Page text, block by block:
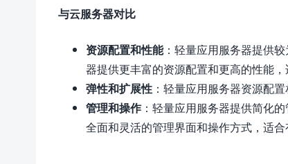
与云服务器对比
资源配置和性能：轻量应用服务器提供
器提供更丰富的资源配置和更高的性能，
弹性和扩展性 ：轻量应用服务器资源配
管理和操作：轻量应用服务器提供简化
全面和灵活的管理界面和操作方式，适合